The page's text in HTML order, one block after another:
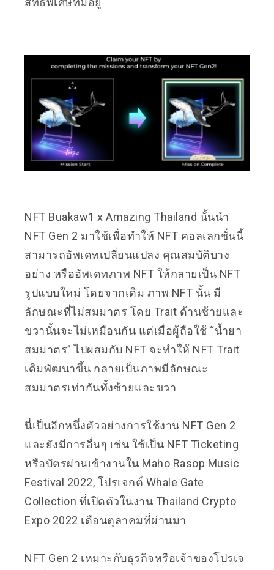
NFT Buakaw1 x Amazing Thailand นั้นนำ
NFT Gen 2 มาใช้เพื่อทำให้ NFT คอลเลกชั่นนี้
สามารถอัพเดทเปลี่ยนแปลง คุณสมบัติบาง
อย่าง หรืออัพเดทภาพ NFT ให้กลายเป็น NFT
รูปแบบใหม่ โดยจากเดิม ภาพ NFT นั้น มี
ลักษณะที่ไม่สมมาตร โดย Trait ด้านซ้ายและ
ขวานั้นจะไม่เหมือนกัน แต่เมื่อผู้ถือใช้ “น้ำยา
สมมาตร” ไปผสมกับ NFT จะทำให้ NFT Trait
เดิมพัฒนาขึ้น กลายเป็นภาพมีลักษณะ
สมมาตรเท่ากันทั้งซ้ายและขวา
นี่เป็นอีกหนึ่งตัวอย่างการใช้งาน NFT Gen 2
และยังมีการอื่นๆ เช่น ใช้เป็น NFT Ticketing
หรือบัตรผ่านเข้างานใน Maho Rasop Music
Festival 2022, โปรเจกต์ Whale Gate
Collection ที่เปิดตัวในงาน Thailand Crypto
Expo 2022 เดือนตุลาคมที่ผ่านมา
NFT Gen 2 เหมาะกับธุรกิจหรือเจ้าของโปรเจ